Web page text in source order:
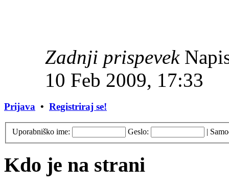
Zadnji prispevek
10 Feb 2009, 17:33
Prijava • Registriraj se!
Uporabniško ime: Geslo: |
Kdo je na strani